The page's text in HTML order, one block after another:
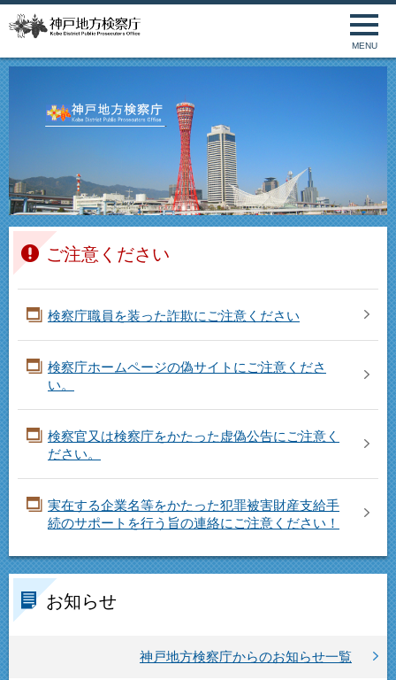
MENU
ご注意ください
検察庁職員を装った詐欺にご注意ください
検察庁ホームページの偽サイトにご注意くださ
い。
検察官又は検察庁をかたった虚偽公告にご注意く
ださい。
実在する企業名等をかたった犯罪被害財産支給手
続のサポートを行う旨の連絡にご注意ください！
神戸地方検察庁からのお知らせ一覧
お知らせ